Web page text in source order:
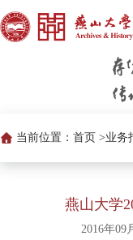
当前位置： 首页 >业务
燕山大学
2016年09